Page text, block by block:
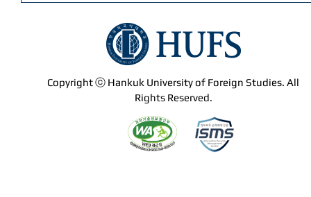
Copyright ⓒ Hankuk University of Foreign Studies. All
Rights Reserved.